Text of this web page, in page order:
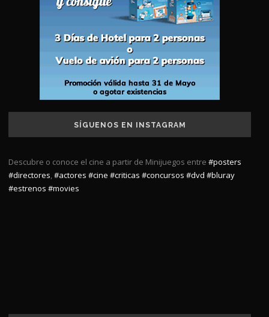
SÍGUENOS EN INSTAGRAM
Descubre o conoce el cine a partir de Minijuegos entre #posters
#directores,#actores #cine #criticas #concursos #dvd #bluray
#estrenos #movies